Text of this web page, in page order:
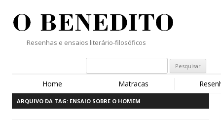
Resenhas e ensaios literário-filosóficos
Home Matracas
ARQUIVO DA TAG: ENSAIO SOBRE O HOMEM